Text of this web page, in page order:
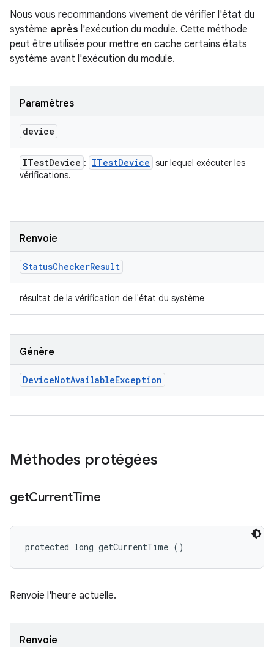
Nous vous recommandons vivement de vérifier l'état du
système après l'exécution du module. Cette méthode
peut être utilisée pour mettre en cache certains états
système avant l'exécution du module.
Paramètres
device
ITestDevice : ITestDevice sur lequel exécuter les
vérifications.
Renvoie
StatusCheckerResult
résultat de la vérification de l'état du système
Génère
DeviceNotAvailableException
Méthodes protégées
getCurrentTime
protected long getCurrentTime ()
Renvoie l'heure actuelle.
Renvoie